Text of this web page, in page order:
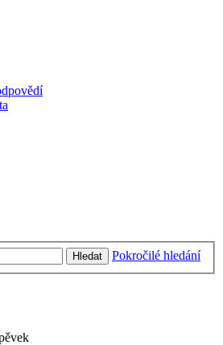
Hledat Pokročilé hledání